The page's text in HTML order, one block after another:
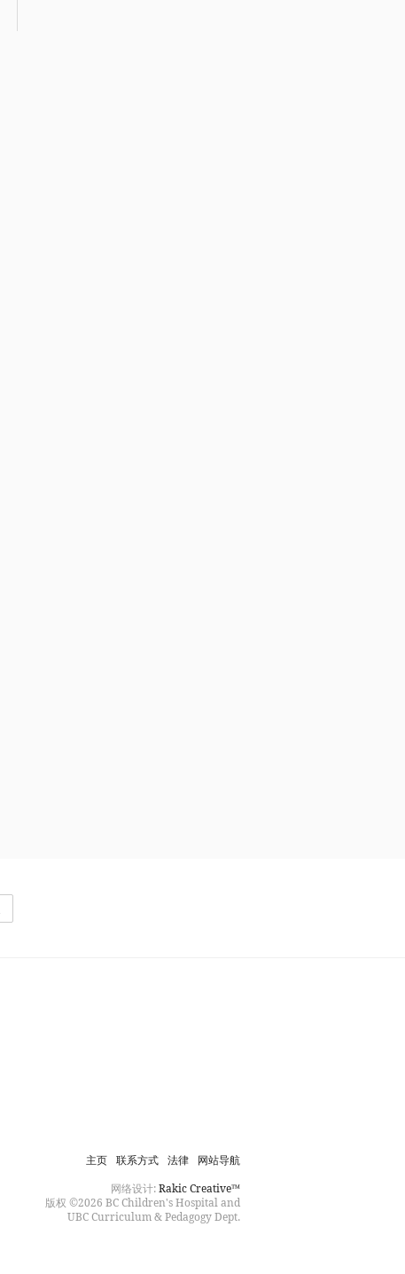
网站导航
法律
联系方式
主页
网络设计:Rakic Creative™
版权 ©2026 BC Children's Hospital and
UBC Curriculum & Pedagogy Dept.